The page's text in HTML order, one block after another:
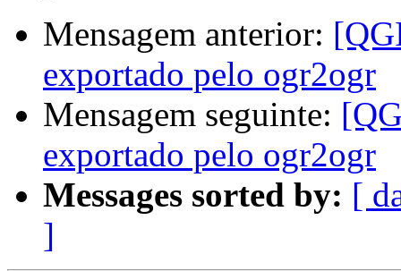
Mensagem anterior:
exportado pelo ogr2ogr
Mensagem seguinte:
exportado pelo ogr2ogr
Messages sorted by: [
]